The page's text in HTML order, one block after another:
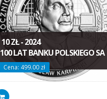
10 ZŁ - 2024
100 LAT BANKU POLSKIEGO SA
Cena: 499.00 zł